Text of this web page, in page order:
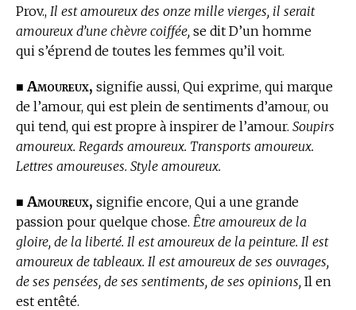
Prov., Il est amoureux des onze mille vierges, il serait
amoureux d’une chèvre coiffée, se dit D’un homme
qui s’éprend de toutes les femmes qu’il voit.
■ Amoureux, signifie aussi, Qui exprime, qui marque
de l’amour, qui est plein de sentiments d’amour, ou
qui tend, qui est propre à inspirer de l’amour. Soupirs
amoureux. Regards amoureux. Transports amoureux.
Lettres amoureuses. Style amoureux.
■ Amoureux, signifie encore, Qui a une grande
passion pour quelque chose. Être amoureux de la
gloire, de la liberté. Il est amoureux de la peinture. Il est
amoureux de tableaux. Il est amoureux de ses ouvrages,
de ses pensées, de ses sentiments, de ses opinions, Il en
est entêté.